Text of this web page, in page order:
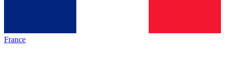
France